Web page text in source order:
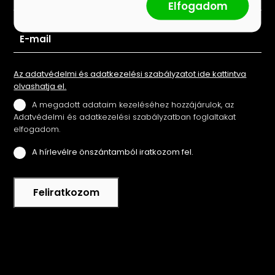
Az adatvédelmi és adatkezelési szabályzatot ide kattintva
olvashatja el.
A megadott adataim kezeléséhez hozzájárulok, az
Adatvédelmi és adatkezelési szabályzatban foglaltakat
elfogadom.
A hírlevélre önszántamból iratkozom fel.
Feliratkozom
Elfogadom